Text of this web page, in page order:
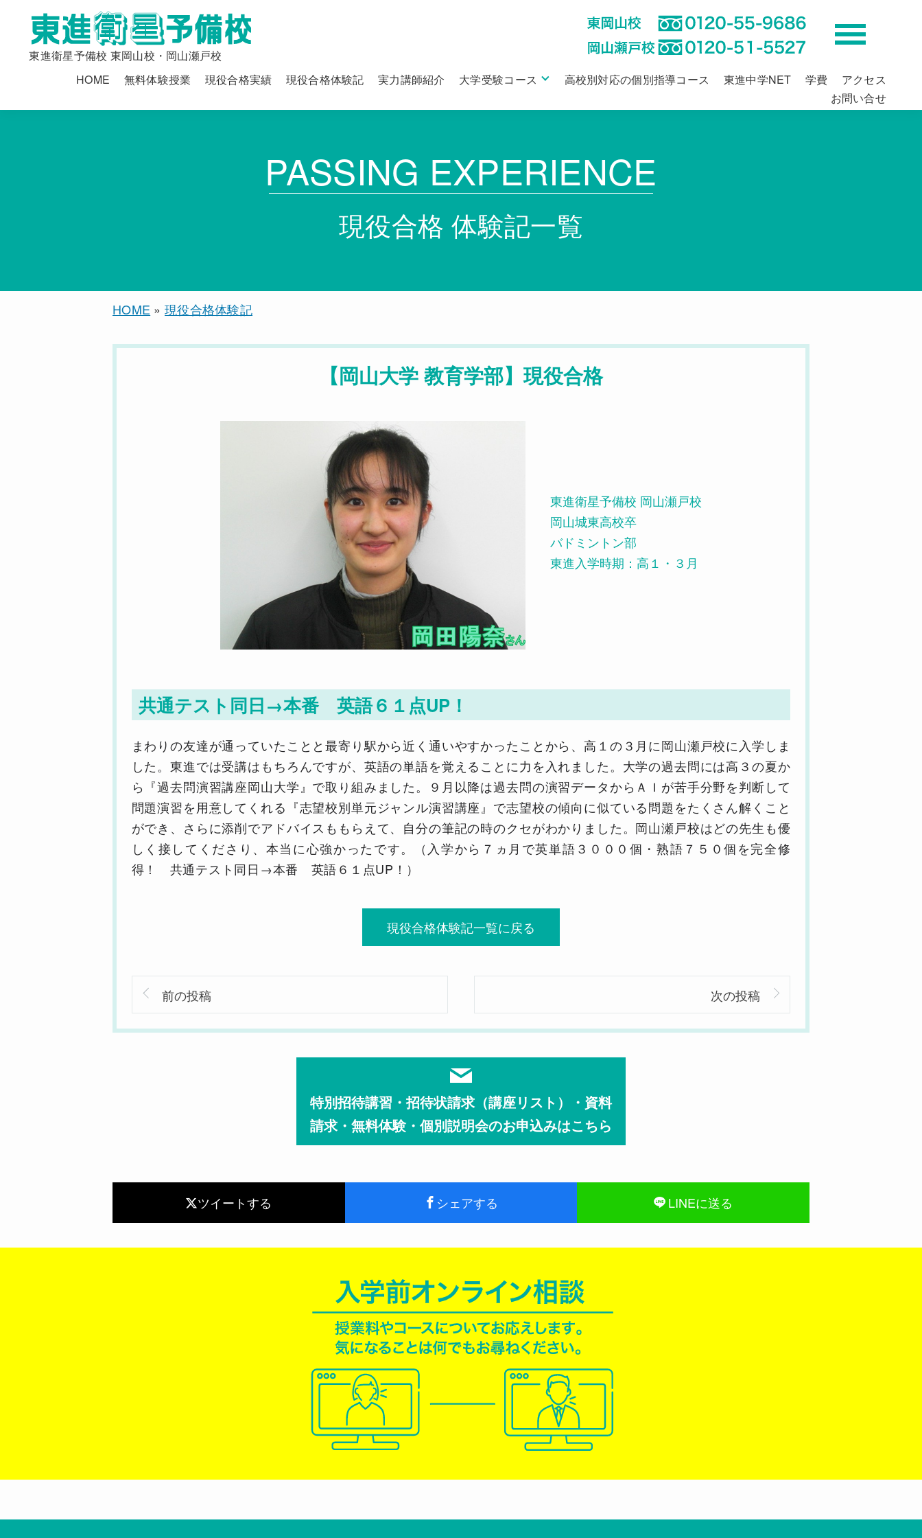
東進衛星予備校 東岡山校・岡山瀬戸校
HOME
無料体験授業 現役合格実績 現役合格体験記 実力講師紹介 大学受験コース 高校別対応の個別指導コース 東進中学NET 学費
アクセス
お問い合せ
PASSING EXPERIENCE
現役合格 体験記一覧
HOME »現役合格体験記
【岡山大学 教育学部】現役合格
東進衛星予備校 岡山瀬戸校
岡山城東高校卒
バドミントン部
東進入学時期：高１・３月
共通テスト同日→本番 英語６１点UP！
まわりの友達が通っていたことと最寄り駅から近く通いやすかったことから、高１の３月に岡山瀬戸校に入学しま
した。東進では受講はもちろんですが、英語の単語を覚えることに力を入れました。大学の過去問には高３の夏か
ら『過去問演習講座岡山大学』で取り組みました。９月以降は過去問の演習データからＡＩが苦手分野を判断して
問題演習を用意してくれる『志望校別単元ジャンル演習講座』で志望校の傾向に似ている問題をたくさん解くこと
ができ、さらに添削でアドバイスももらえて、自分の筆記の時のクセがわかりました。岡山瀬戸校はどの先生も優
しく接してくださり、本当に心強かったです。（入学から７ヵ月で英単語３０００個・熟語７５０個を完全修
得！ 共通テスト同日→本番 英語６１点UP！）
現役合格体験記一覧に戻る
前の投稿 次の投稿
特別招待講習・招待状請求（講座リスト）・資料
請求・無料体験・個別説明会のお申込みはこちら
ツイートする シェアする LINEに送る